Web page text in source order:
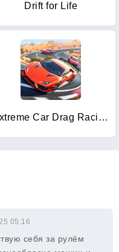
Drift for Life
Extreme Car Drag Racing
05:16
себя за рулём